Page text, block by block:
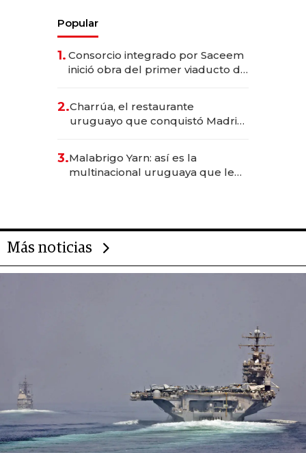
Popular
1. Consorcio integrado por Saceem
inició obra del primer viaducto de
millones
2.Charrúa, el restaurante
uruguayo que conquistó Madrid:
anticipación y prepara apertura
3.Malabrigo Yarn: así es la
multinacional uruguaya que le
Más noticias